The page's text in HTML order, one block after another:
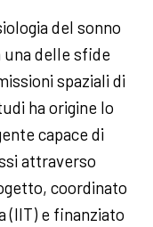
del sonno
delle sfide
spaziali di
ha origine lo
capace di
attraverso
coordinato
(IIT) e finanziato